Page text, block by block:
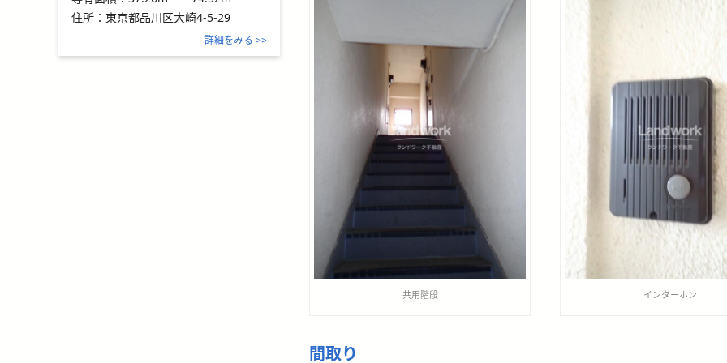
共用階段 インターホン
間取り
住所： 東京都品川区大崎4-5-29
詳細をみる >>